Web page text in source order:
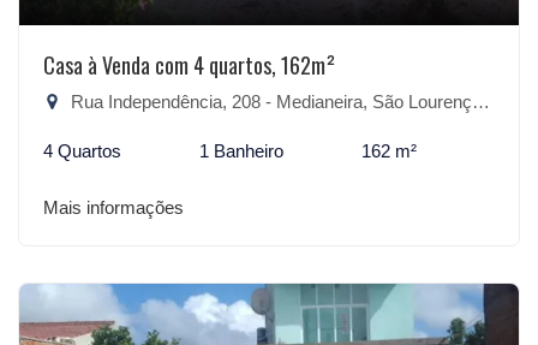
Casa à Venda com 4 quartos, 162m²
Rua Independência, 208 - Medianeira, São Lourenço do Sul-RS
4 Quartos 1 Banheiro 162 m²
Mais informações